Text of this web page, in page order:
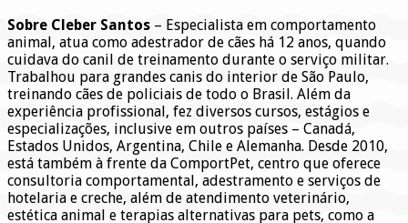
Sobre Cleber Santos – Especialista em comportamento
animal, atua como adestrador de cães há 12 anos, quando
cuidava do canil de treinamento durante o serviço militar.
Trabalhou para grandes canis do interior de São Paulo,
treinando cães de policiais de todo o Brasil. Além da
experiência profissional, fez diversos cursos, estágios e
especializações, inclusive em outros países – Canadá,
Estados Unidos, Argentina, Chile e Alemanha. Desde 2010,
está também à frente da ComportPet, centro que oferece
consultoria comportamental, adestramento e serviços de
hotelaria e creche, além de atendimento veterinário,
estética animal e terapias alternativas para pets, como a